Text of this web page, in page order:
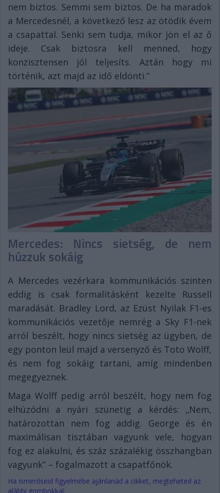
nem biztos. Semmi sem biztos. De ha maradok
a Mercedesnél, a következő lesz az ötödik évem
a csapattal. Senki sem tudja, mikor jön el az ő
ideje. Csak biztosra kell menned, hogy
konzisztensen jól teljesíts. Aztán hogy mi
történik, azt majd az idő eldönti.”
Mercedes: Nincs sietség, de nem
húzzuk sokáig
A Mercedes vezérkara kommunikációs szinten
eddig is csak formalitásként kezelte Russell
maradását. Bradley Lord, az Ezüst Nyilak F1-es
kommunikációs vezetője nemrég a Sky F1-nek
arról beszélt, hogy nincs sietség az ügyben, de
egy ponton leül majd a versenyző és Toto Wolff,
és nem fog sokáig tartani, amíg mindenben
megegyeznek.
Maga Wolff pedig arról beszélt, hogy nem fog
elhúzódni a nyári szünetig a kérdés: „Nem,
határozottan nem fog addig. George és én
maximálisan tisztában vagyunk vele, hogyan
fog ez alakulni, és száz százalékig összhangban
vagyunk” – fogalmazott a csapatfőnök.
Ha ismerőseid figyelmébe ajánlanád a cikket, megteheted az
alábbi gombokkal: